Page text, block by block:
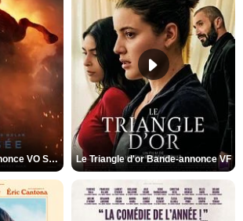
L'Odyssée Bande-annonce VO STFR Le Triangle d'or Bande-annonce VF